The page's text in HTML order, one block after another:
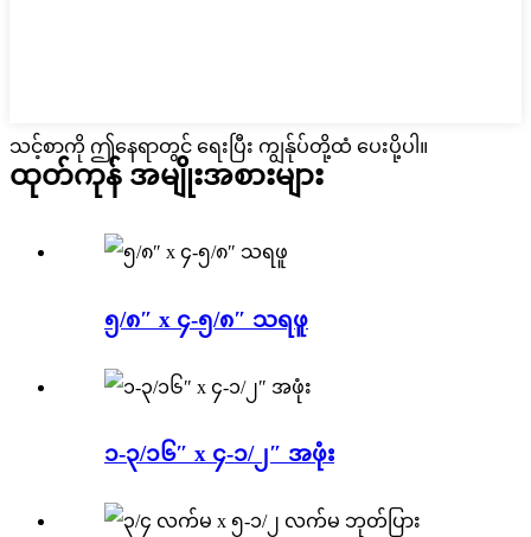
သင့်စာကို ဤနေရာတွင် ရေးပြီး ကျွန်ုပ်တို့ထံ ပေးပို့ပါ။
ထုတ်ကုန် အမျိုးအစားများ
၅/၈″ x ၄-၅/၈″ သရဖူ
၁-၃/၁၆″ x ၄-၁/၂″ အဖုံး